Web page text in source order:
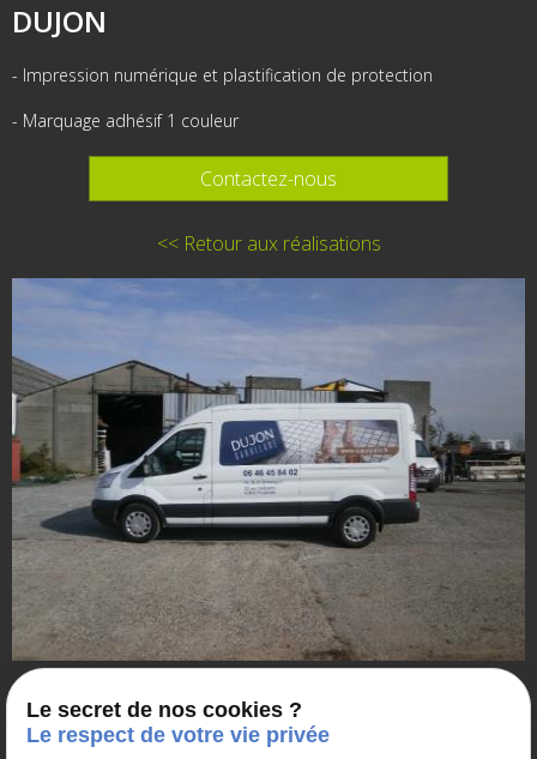
DUJON
- Impression numérique et plastification de protection
- Marquage adhésif 1 couleur
Contactez-nous
<< Retour aux réalisations
Le secret de nos cookies ?
Le respect de votre vie privée